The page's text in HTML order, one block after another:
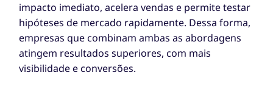
impacto imediato, acelera vendas e permite testar
hipóteses de mercado rapidamente. Dessa forma,
empresas que combinam ambas as abordagens
atingem resultados superiores, com mais
visibilidade e conversões.